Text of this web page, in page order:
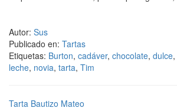
Autor: Sus
Publicado en: Tartas
Etiquetas: Burton, cadáver, chocolate, dulce,
leche, novia, tarta, Tim
Tarta Bautizo Mateo